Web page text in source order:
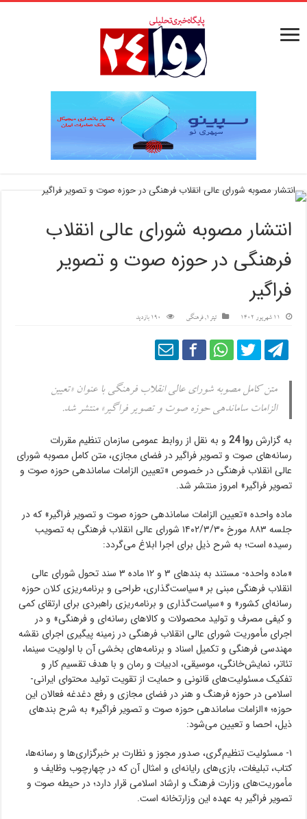
انتشار مصوبه شورای عالی انقلاب
فرهنگی در حوزه صوت و تصویر
فراگیر
11 شهریور 1402 تیتر1 ,فرهنگی 190 بازدید
متن کامل مصوبه شورای عالی انقلاب فرهنگی با عنوان «تعیین
الزامات ساماندهی حوزه صوت و تصویر فراگیر» منتشر شد.
به گزارشروا 24
و به نقل از روابط عمومی سازمان تنظیم مقررات
رسانه‌های صوت و تصویر فراگیر در فضای مجازی، متن کامل مصوبه شورای
عالی انقلاب فرهنگی در خصوص «تعیین الزامات ساماندهی حوزه صوت و
تصویر فراگیر» امروز منتشر شد.
ماده واحده «تعیین الزامات ساماندهی حوزه صوت و تصویر فراگیر» که در
جلسه ۸۸۳ مورخ ۱۴۰۲/۳/۳۰ شورای عالی انقلاب فرهنگی به تصویب
رسیده است؛ به شرح ذیل برای اجرا ابلاغ می‌گردد:
«ماده واحده- مستند به بندهای ۳ و ۱۲ ماده ۳ سند تحول شورای عالی
انقلاب فرهنگی مبنی بر «سیاست‌گذاری، طراحی و برنامه‌ریزی کلان حوزه
رسانه‌ای کشور» و «سیاست‌گذاری و برنامه‌ریزی راهبردی برای ارتقای کمی
و کیفی مصرف و تولید محصولات و کالاهای رسانه‌ای و فرهنگی» و در
اجرای مأموریت شورای عالی انقلاب فرهنگی در زمینه پیگیری اجرای نقشه
مهندسی فرهنگی و تکمیل اسناد و برنامه‌های بخشی آن با اولویت سینما،
تئاتر، نمایش‌خانگی، موسیقی، ادبیات و رمان و با هدف تقسیم کار و
تفکیک مسئولیت‌های قانونی و حمایت از تقویت تولید محتوای ایرانی-
اسلامی در حوزه فرهنگ و هنر در فضای مجازی و رفع دغدغه فعالان این
حوزه؛ «الزامات ساماندهی حوزه صوت و تصویر فراگیر» به شرح بندهای
ذیل، احصا و تعیین می‌شود:
۱- مسئولیت تنظیم‌گری، صدور مجوز و نظارت بر خبرگزاری‌ها و رسانه‌ها،
کتاب، تبلیغات، بازی‌های رایانه‌ای و امثال آن که در چهارچوب وظایف و
مأموریت‌های وزارت فرهنگ و ارشاد اسلامی قرار دارد؛ در حیطه صوت و
تصویر فراگیر به عهده این وزارتخانه است.